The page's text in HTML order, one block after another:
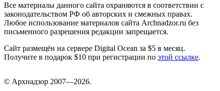
Все материалы данного сайта охраняются в соответствии с
законодательством РФ об авторских и смежных правах.
Любое использование материалов сайта Archnadzor.ru без
письменного разрешения редакции запрещается.
Сайт размещён на сервере Digital Ocean за $5 в месяц.
Получите в подарок $10 при регистрации по этой ссылке.
© Архнадзор 2007—2026.